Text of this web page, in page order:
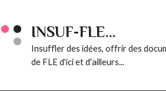
INSUF-FLE...
Insuffler des idées, offrir des
de FLE d'ici et d'ailleurs...